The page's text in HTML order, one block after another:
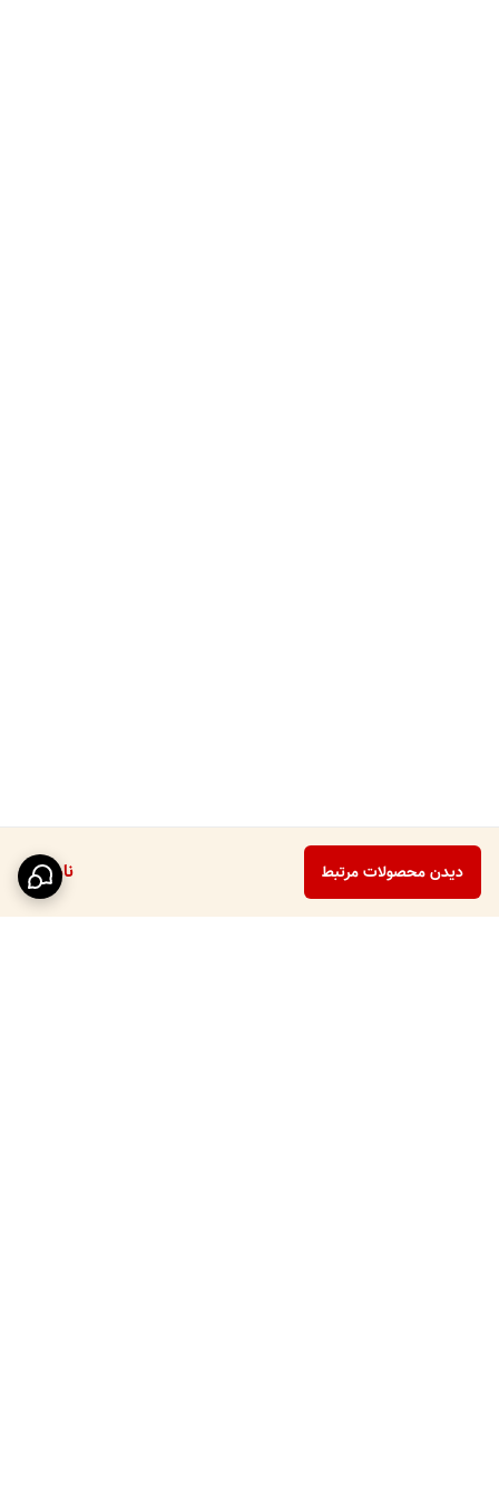
ناموجود دیدن محصولات مرتبط